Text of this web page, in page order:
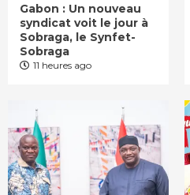
Gabon : Un nouveau
syndicat voit le jour à
Sobraga, le Synfet-
Sobraga
11 heures ago